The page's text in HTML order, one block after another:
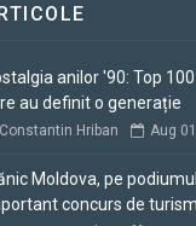
anilor '90: Top
au definit o generație
Constantin Hriban Aug
Moldova, pe
concurs de